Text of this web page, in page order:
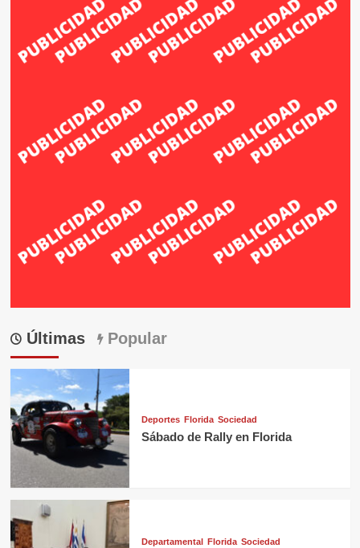
Últimas Popular
Deportes Florida Sociedad
Sábado de Rally en Florida
Departamental Florida Sociedad